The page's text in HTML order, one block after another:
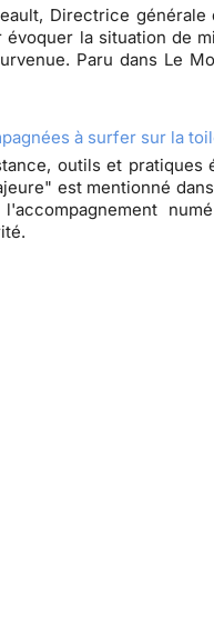
Directrice générale
la situation de
Paru dans Le
à surfer sur la
outils et pratiques
est mentionné